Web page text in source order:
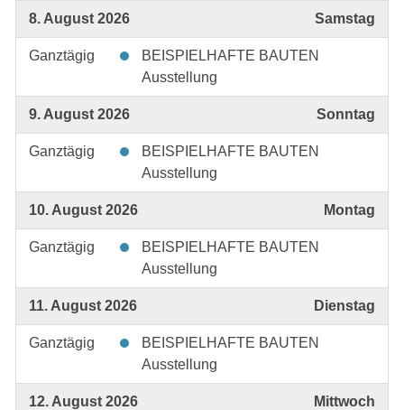
8. August 2026 Samstag
Ganztägig
BEISPIELHAFTE BAUTEN
Ausstellung
9. August 2026 Sonntag
Ganztägig
BEISPIELHAFTE BAUTEN
Ausstellung
10. August 2026 Montag
Ganztägig
BEISPIELHAFTE BAUTEN
Ausstellung
11. August 2026 Dienstag
Ganztägig
BEISPIELHAFTE BAUTEN
Ausstellung
12. August 2026 Mittwoch